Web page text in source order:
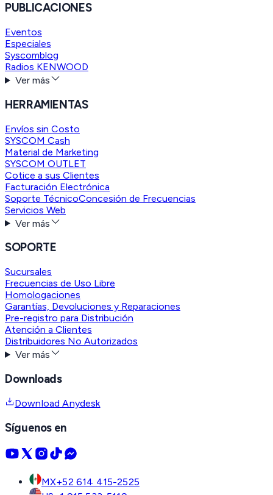
PUBLICACIONES
Eventos
Especiales
Syscomblog
Radios KENWOOD
Ver más
HERRAMIENTAS
Envíos sin Costo
SYSCOM Cash
Material de Marketing
SYSCOM OUTLET
Cotice a sus Clientes
Facturación Electrónica
Soporte TécnicoConcesión de Frecuencias
Servicios Web
Ver más
SOPORTE
Sucursales
Frecuencias de Uso Libre
Homologaciones
Garantías, Devoluciones y Reparaciones
Pre-registro para Distribución
Atención a Clientes
Distribuidores No Autorizados
Ver más
Downloads
Download Anydesk
Síguenos en
MX+52 614 415-2525